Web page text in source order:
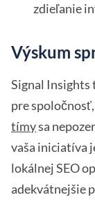
zdieľanie
Výskum
Signal Insights
pre
tímysa
vaša iniciatíva
lokálnej SEO
adekvátnejšie